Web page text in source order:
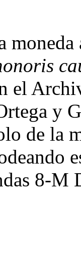
el
y
de la
8-